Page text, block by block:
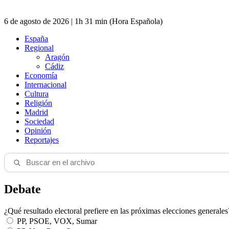
6 de agosto de 2026 | 1h 31 min (Hora Española)
España
Regional
Aragón
Cádiz
Economía
Internacional
Cultura
Religión
Madrid
Sociedad
Opinión
Reportajes
Debate
¿Qué resultado electoral prefiere en las próximas elecciones
PP, PSOE, VOX, Sumar